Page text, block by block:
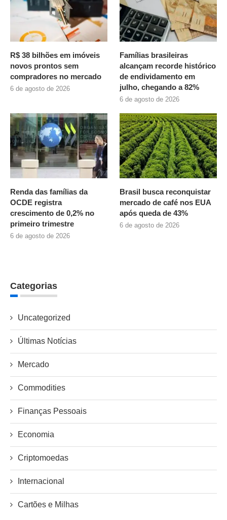
R$ 38 bilhões em imóveis
novos prontos sem
compradores no mercado
6 de agosto de 2026
Famílias brasileiras
alcançam recorde histórico
de endividamento em
julho, chegando a 82%
6 de agosto de 2026
Renda das famílias da
OCDE registra
crescimento de 0,2% no
primeiro trimestre
6 de agosto de 2026
Brasil busca reconquistar
mercado de café nos EUA
após queda de 43%
6 de agosto de 2026
Categorias
Uncategorized
Últimas Notícias
Mercado
Commodities
Finanças Pessoais
Economia
Criptomoedas
Internacional
Cartões e Milhas